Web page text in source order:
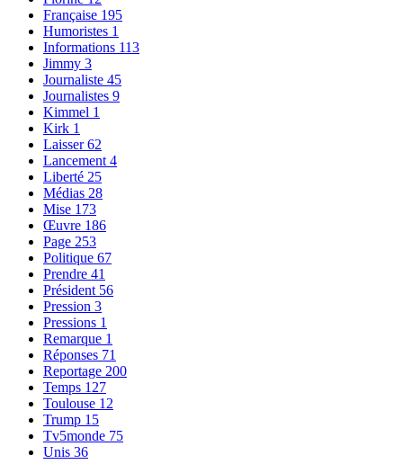
Française 195
Humoristes 1
Informations 113
Jimmy 3
Journaliste 45
Journalistes 9
Kimmel 1
Kirk 1
Laisser62
Lancement 4
Liberté 25
Médias 28
Mise 173
Œuvre 186
Page 253
Politique 67
Prendre 41
Président 56
Pression 3
Pressions 1
Remarque 1
Réponses 71
Reportage 200
Temps 127
Toulouse 12
Trump 15
Tv5monde 75
Unis 36